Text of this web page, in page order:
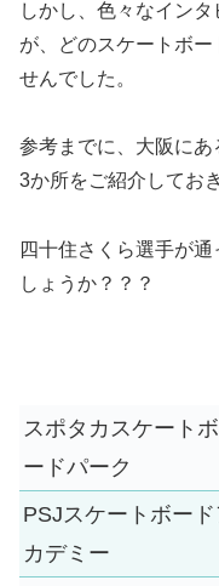
しかし、色々なイン
が、どのスケートボ
せんでした。
参考までに、大阪に
3か所をご紹介してお
四十住さくら選手が
しょうか？？？
スポタカスケートボ
ードパーク
PSJスケートボード
カデミー